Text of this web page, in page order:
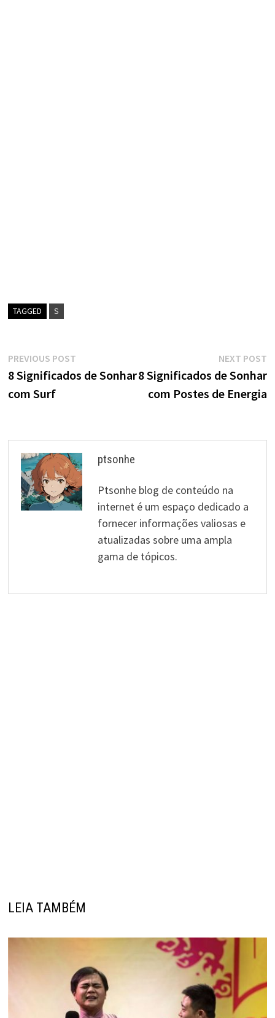
TAGGED S
Navegação
de
PREVIOUS POSTPrevious
post:
8 Significados de Sonhar
com Surf
NEXT POST
8 Significados de Sonhar
com Postes de Energia
ptsonhe
Ptsonhe blog de conteúdo na
internet é um espaço dedicado a
fornecer informações valiosas e
atualizadas sobre uma ampla
gama de tópicos.
LEIA TAMBÉM